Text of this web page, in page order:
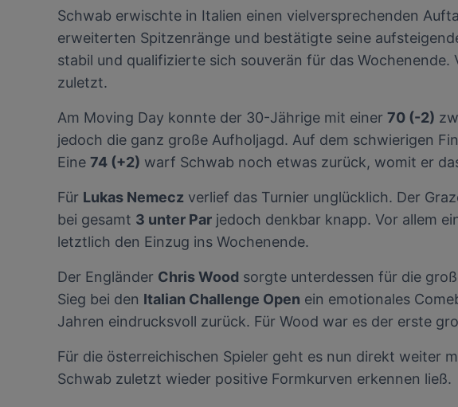
Schwab erwischte in Italien einen vielversprechenden
erweiterten Spitzenränge und bestätigte seine
stabil und qualifizierte sich souverän für das
zuletzt.
Am Moving Day konnte der 30-Jährige mit einer 70 (-2)
jedoch die ganz große Aufholjagd. Auf dem schwierigen
Eine 74 (+2) warf Schwab noch etwas zurück, womit er
Für Lukas Nemecz verlief das Turnier unglücklich. Der
bei gesamt 3 unter Par jedoch denkbar knapp. Vor allem
letztlich den Einzug ins Wochenende.
Der Engländer Chris Wood sorgte unterdessen für die
Sieg bei den Italian Challenge Open ein emotionales
Jahren eindrucksvoll zurück. Für Wood war es der erste
Für die österreichischen Spieler geht es nun direkt weiter
Schwab zuletzt wieder positive Formkurven erkennen ließ.
Verwendung genauer Standortdaten.
auf Informationen auf einem
Performance von Inhalten,
Liste der Partner (Lieferanten)